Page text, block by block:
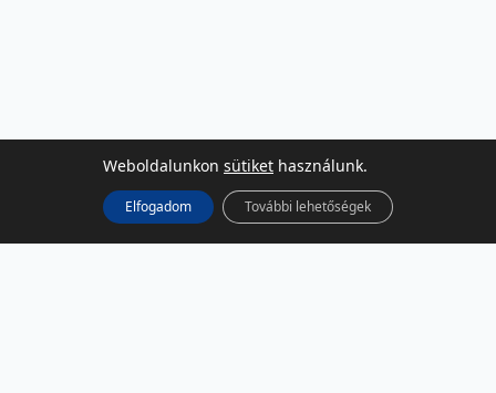
Weboldalunkon sütiket használunk.
Elfogadom További lehetőségek